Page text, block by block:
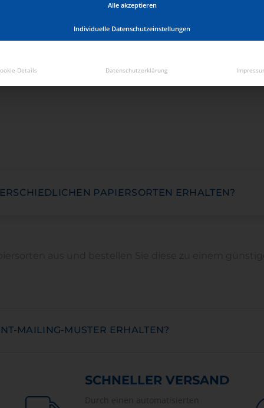
GESTALTEN?
PAPIERSORTEN ERHALTEN?
MAILING-MUSTER ERHALTEN?
SCHNELLER VERSAND
Durch einen automatisierten
Alle akzeptieren
Individuelle Datenschutzeinstellungen
Details Datenschutzerklärung